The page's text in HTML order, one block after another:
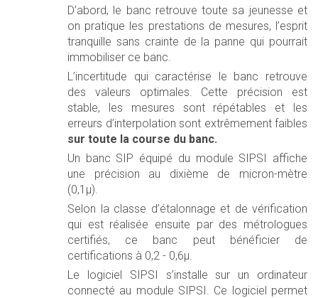
D’abord, le banc retrouve toute sa jeunesse et
on pratique les prestations de mesures, l’esprit
tranquille sans crainte de la panne qui pourrait
immobiliser ce banc.
L’incertitude qui caractérise le banc retrouve
des valeurs optimales. Cette précision est
stable, les mesures sont répétables et les
erreurs d’interpolation sont extrêmement faibles
sur toute la course du banc.
Un banc SIP équipé du module SIPSI affiche
une précision au dixième de micron-mètre
(0,1µ).
Selon la classe d’étalonnage et de vérification
qui est réalisée ensuite par des métrologues
certifiés, ce banc peut bénéficier de
certifications à 0,2 - 0,6µ.
Le logiciel SIPSI s’installe sur un ordinateur
connecté au module SIPSI. Ce logiciel permet